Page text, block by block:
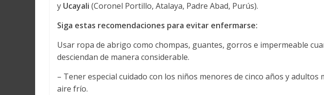
y Ucayali (Coronel Portillo, Atalaya, Padre Abad, Purús).
Siga estas recomendaciones para evitar enfermarse:
Usar ropa de abrigo como chompas, guantes, gorros e impermeable
desciendan de manera considerable.
– Tener especial cuidado con los niños menores de cinco años y adultos
aire frío.